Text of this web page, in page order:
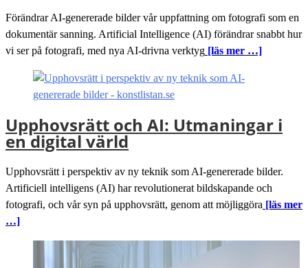
Förändrar AI-genererade bilder vår uppfattning om fotografi som en
dokumentär sanning. Artificial Intelligence (AI) förändrar snabbt hur
vi ser på fotografi, med nya AI-drivna verktyg [läs mer …]
Upphovsrätt och AI: Utmaningar i
en digital värld
Upphovsrätt i perspektiv av ny teknik som AI-genererade bilder.
Artificiell intelligens (AI) har revolutionerat bildskapande och
fotografi, och vår syn på upphovsrätt, genom att möjliggöra [läs mer
…]